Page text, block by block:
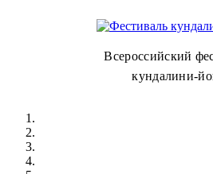
Всероссийский
кундалини-